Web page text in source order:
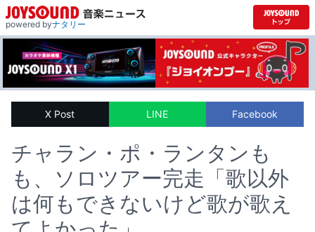
powered byナタリー
X Post LINE Facebook
チャラン・ポ・ランタンも
も、ソロツアー完走「歌以外
は何もできないけど歌が歌え